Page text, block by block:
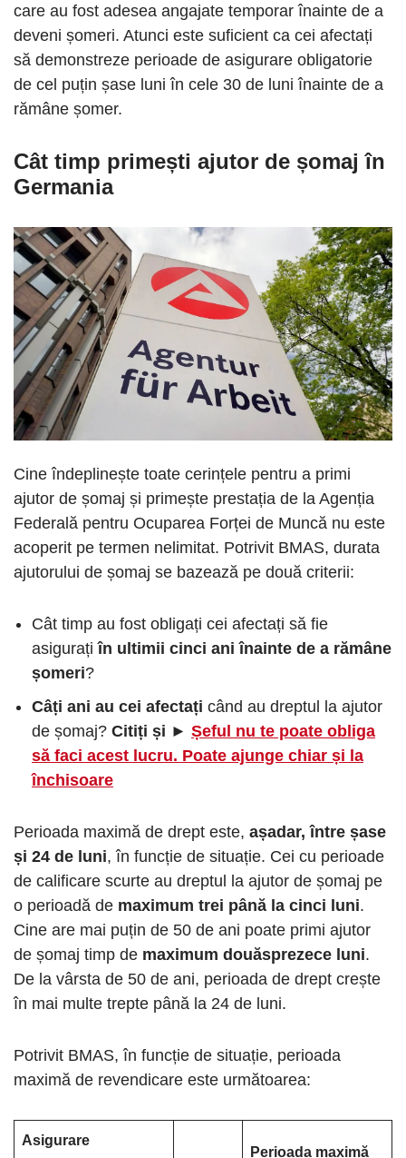
care au fost adesea angajate temporar înainte de a
deveni șomeri. Atunci este suficient ca cei afectați
să demonstreze perioade de asigurare obligatorie
de cel puțin șase luni în cele 30 de luni înainte de a
rămâne șomer.
Cât timp primești ajutor de șomaj în
Germania
Cine îndeplinește toate cerințele pentru a primi
ajutor de șomaj și primește prestația de la Agenția
Federală pentru Ocuparea Forței de Muncă nu este
acoperit pe termen nelimitat. Potrivit BMAS, durata
ajutorului de șomaj se bazează pe două criterii:
Cât timp au fost obligați cei afectați să fie
asigurațiîn ultimii cinci ani înainte de a rămâne
șomeri?
Câți ani au cei afectați când au dreptul la ajutor
de șomaj? Citiți și ► Șeful nu te poate obliga
să faci acest lucru. Poate ajunge chiar și la
închisoare
Perioada maximă de drept este, așadar, între șase
și 24 de luni, în funcție de situație. Cei cu perioade
de calificare scurte au dreptul la ajutor de șomaj pe
o perioadă de maximum trei până la cinci luni.
Cine are mai puțin de 50 de ani poate primi ajutor
de șomaj timp de maximum douăsprezece luni.
De la vârsta de 50 de ani, perioada de drept crește
în mai multe trepte până la 24 de luni.
Potrivit BMAS, în funcție de situație, perioada
maximă de revendicare este următoarea:
Asigurare
Perioada maximă